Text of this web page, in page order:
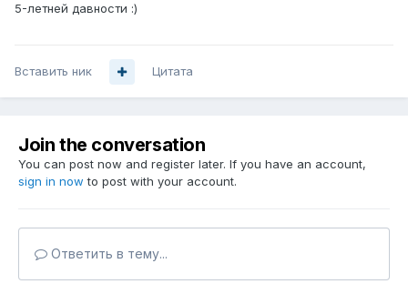
5-летней давности :)
Вставить ник Цитата
Join the conversation
You can post now and register later. If you have an account,
sign in now to post with your account.
Ответить в тему...